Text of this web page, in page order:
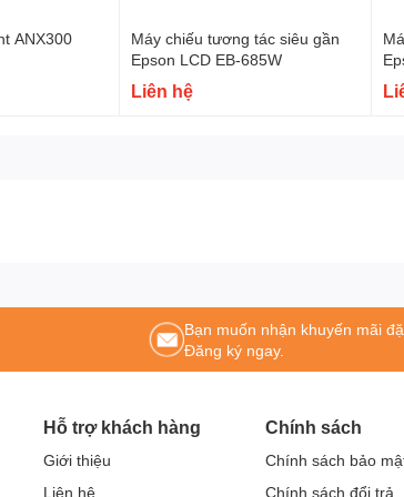
control w/battery
sử dụng thực tế.
ANX300
Máy chiếu tương tác siêu gần
Epson LCD EB-685W
Liên hệ
Bạn muốn nhận khuyến mãi
Đăng ký ngay.
Hỗ trợ khách hàng
Giới thiệu
Liên hệ
Chính sách
Chính sách bảo
Chính sách đổi trả